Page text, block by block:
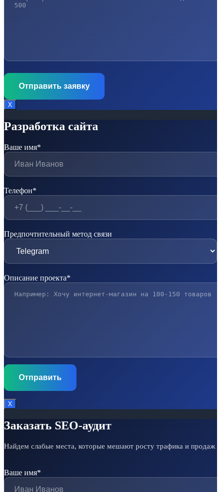
Х
Разработка сайта
Ваше имя*
Телефон*
Предпочтительный метод связи
Описание проекта*
Х
Заказать SEO-аудит
Найдем слабые места, которые мешают росту трафика и продаж
Ваше имя*